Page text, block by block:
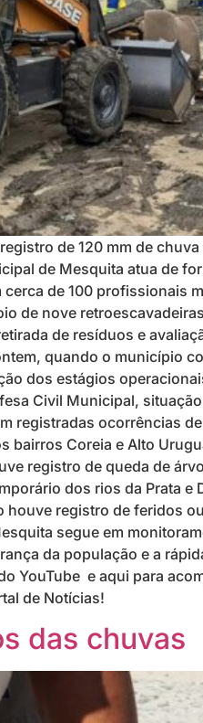
de 120 mm de
de Mesquita atua de
de 100 profissionais
de nove
de resíduos e
quando o município
dos estágios
Civil Municipal,
registradas ocorrências
Coreia e Alto
registro de queda de
dos rios da Prata e
registro de feridos
segue em
da população e a
YouTube e aqui para
de Notícias!
das chuvas